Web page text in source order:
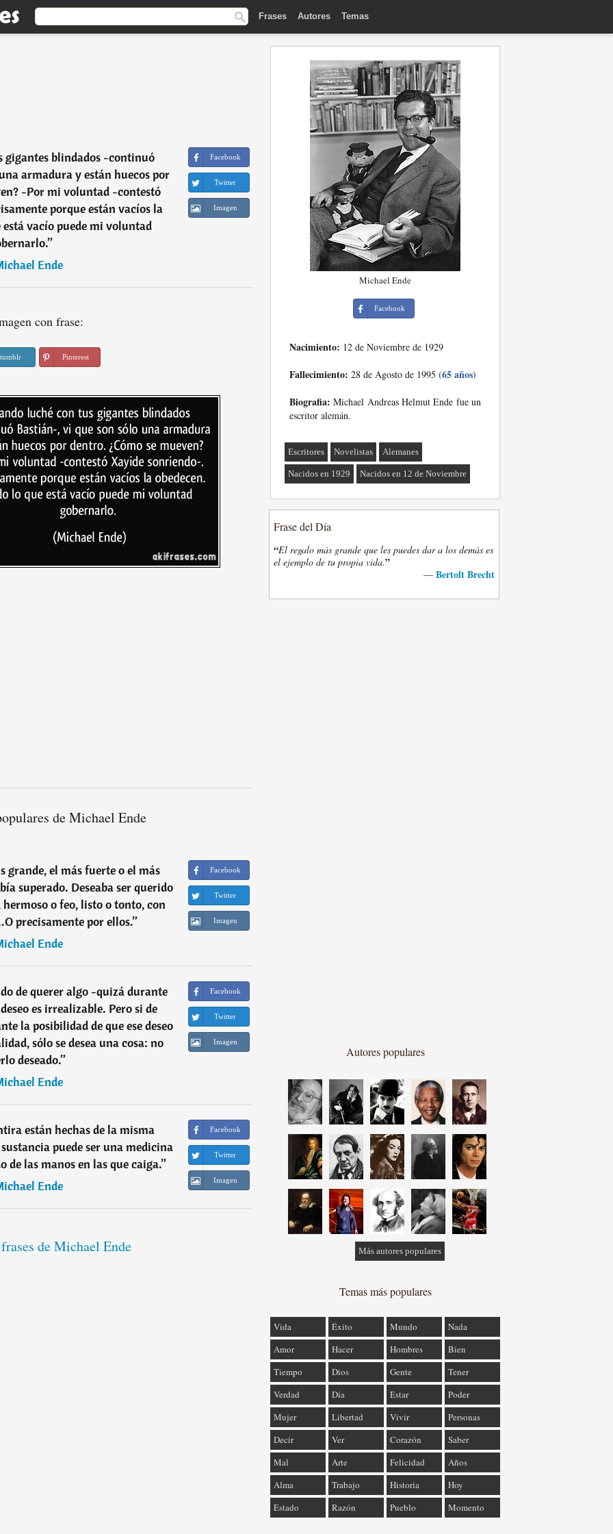
Frases Autores Temas
gigantes blindados -continuó
armadura y están huecos por
-Por mi voluntad -contestó
porque están vacíos la
está vacío puede mi voluntad
”
Ende
Facebook
Twitter
Imagen
con frase:
tumblr Pinterest
de Michael Ende
grande, el más fuerte o el más
superado. Deseaba ser querido
o feo, listo o tonto, con
precisamente por ellos.”
Ende
Facebook
Twitter
Imagen
de querer algo -quizá durante
es irrealizable. Pero si de
la posibilidad de que ese deseo
sólo se desea una cosa: no
deseado.”
Ende
Facebook
Twitter
Imagen
están hechas de la misma
puede ser una medicina
de las manos en las que caiga.”
Ende
Facebook
Twitter
Imagen
de Michael Ende
Michael Ende
Facebook
Nacimiento: 12 de Noviembre de 1929
Fallecimiento: 28 de Agosto de 1995 (65 años)
Biografia: Michael Andreas Helmut Ende fue un
escritor alemán.
Escritores Novelistas Alemanes
Nacidos en 1929 Nacidos en 12 de Noviembre
Frase del Día
“El regalo más grande que les puedes dar a los demás es
el ejemplo de tu propia vida.”
— Bertolt Brecht
Autores populares
Más autores populares
Temas más populares
Vida Éxito Mundo
Nada
Amor
Hacer Hombres
Bien
Tiempo
Dios Gente
Tener
Verdad
Día Estar
Poder
Mujer
Libertad Vivir
Personas
Decir
Ver Corazón
Saber
Mal
Arte Felicidad
Años
Alma
Trabajo Historia
Hoy
Estado
Razón Pueblo Momento